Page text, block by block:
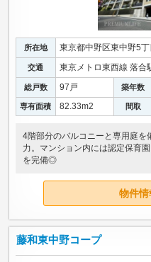
所在地 東京都中野区東中野5丁
交通 東京メトロ東西線 落合
総戸数 97戸 築年数
専有面積 82.33m2 間取
4階部分のバルコニーと専用庭を
力。マンション内には認定保育
を完備◎
物件情
藤和東中野コープ